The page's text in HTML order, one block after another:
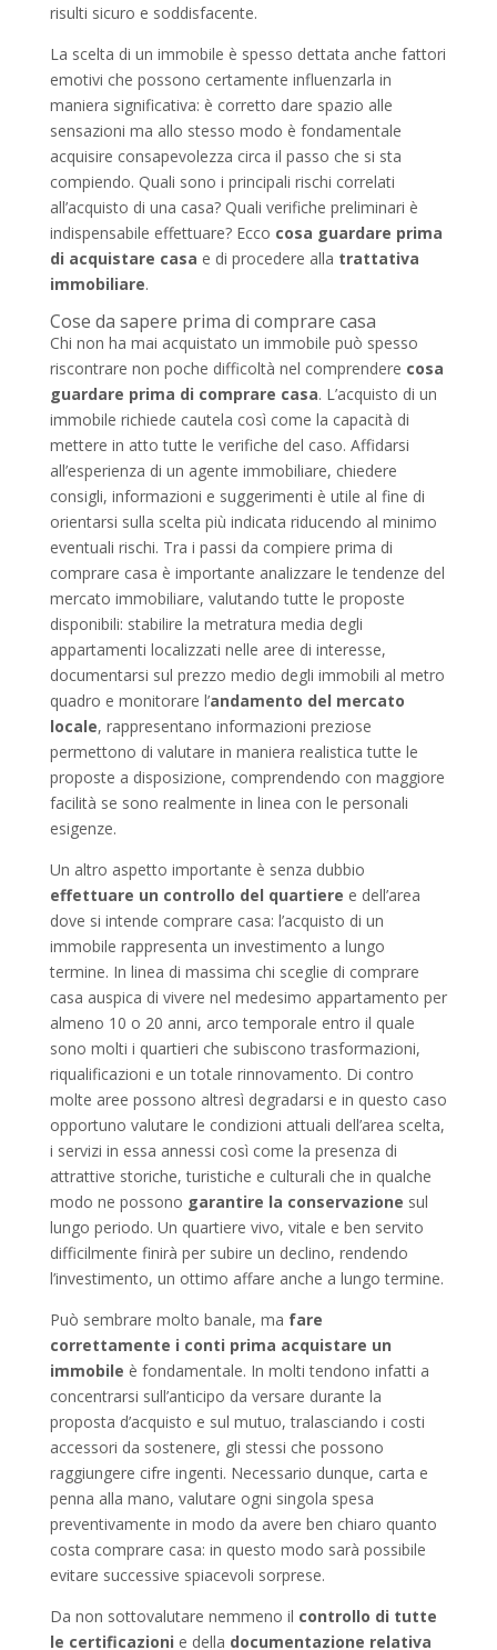
risulti sicuro e soddisfacente.
La scelta di un immobile è spesso dettata anche fattori
emotivi che possono certamente influenzarla in
maniera significativa: è corretto dare spazio alle
sensazioni ma allo stesso modo è fondamentale
acquisire consapevolezza circa il passo che si sta
compiendo. Quali sono i principali rischi correlati
all’acquisto di una casa? Quali verifiche preliminari è
indispensabile effettuare? Ecco cosa guardare prima
di acquistare casa e di procedere alla trattativa
immobiliare.
Cose da sapere prima di comprare casa
Chi non ha mai acquistato un immobile può spesso
riscontrare non poche difficoltà nel comprendere cosa
guardare prima di comprare casa. L’acquisto di un
immobile richiede cautela così come la capacità di
mettere in atto tutte le verifiche del caso. Affidarsi
all’esperienza di un agente immobiliare, chiedere
consigli, informazioni e suggerimenti è utile al fine di
orientarsi sulla scelta più indicata riducendo al minimo
eventuali rischi. Tra i passi da compiere prima di
comprare casa è importante analizzare le tendenze del
mercato immobiliare, valutando tutte le proposte
disponibili: stabilire la metratura media degli
appartamenti localizzati nelle aree di interesse,
documentarsi sul prezzo medio degli immobili al metro
quadro e monitorare l’andamento del mercato
locale, rappresentano informazioni preziose
permettono di valutare in maniera realistica tutte le
proposte a disposizione, comprendendo con maggiore
facilità se sono realmente in linea con le personali
esigenze.
Un altro aspetto importante è senza dubbio
effettuare un controllo del quartiere e dell’area
dove si intende comprare casa: l’acquisto di un
immobile rappresenta un investimento a lungo
termine. In linea di massima chi sceglie di comprare
casa auspica di vivere nel medesimo appartamento per
almeno 10 o 20 anni, arco temporale entro il quale
sono molti i quartieri che subiscono trasformazioni,
riqualificazioni e un totale rinnovamento. Di contro
molte aree possono altresì degradarsi e in questo caso
opportuno valutare le condizioni attuali dell’area scelta,
i servizi in essa annessi così come la presenza di
attrattive storiche, turistiche e culturali che in qualche
modo ne possono garantire la conservazione sul
lungo periodo. Un quartiere vivo, vitale e ben servito
difficilmente finirà per subire un declino, rendendo
l’investimento, un ottimo affare anche a lungo termine.
Può sembrare molto banale, ma fare
correttamente i conti prima acquistare un
immobile è fondamentale. In molti tendono infatti a
concentrarsi sull’anticipo da versare durante la
proposta d’acquisto e sul mutuo, tralasciando i costi
accessori da sostenere, gli stessi che possono
raggiungere cifre ingenti. Necessario dunque, carta e
penna alla mano, valutare ogni singola spesa
preventivamente in modo da avere ben chiaro quanto
costa comprare casa: in questo modo sarà possibile
evitare successive spiacevoli sorprese.
Da non sottovalutare nemmeno il controllo di tutte
le certificazioni e della documentazione relativa